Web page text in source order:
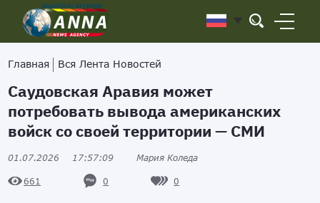
Главная Вся Лента Новостей
Саудовская Аравия может
потребовать вывода американских
войск со своей территории — СМИ
01.07.2026 17:57:09 Мария Коледа
661 0 0